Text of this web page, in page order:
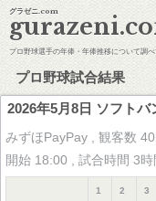
グラゼニ.com
プロ野球選手の年俸・年俸推移について調べ
プロ野球試合結果
2026年5月8日 ソフト
みずほPayPay , 観客数
開始 18:00 , 試合時間 3時
1 2 3